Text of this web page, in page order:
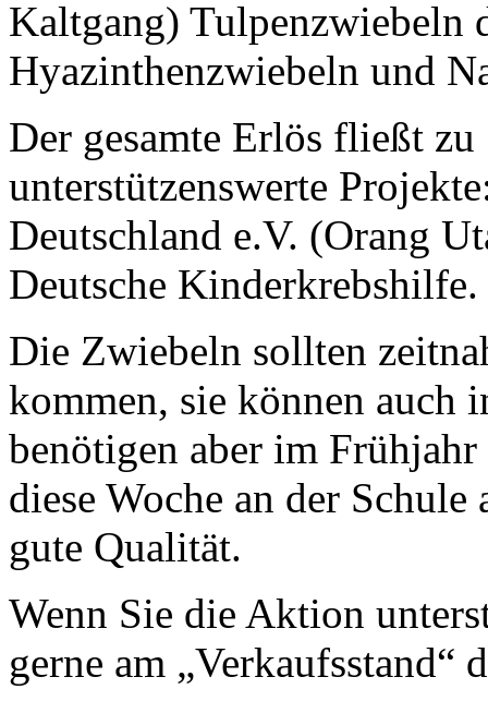
Kaltgang) Tulpenzwiebeln
Hyazinthenzwiebeln und
Der gesamte Erlös fließt
unterstützenswerte
Deutschland e.V. (Orang
Deutsche Kinderkrebshilfe.
Die Zwiebeln sollten
kommen, sie können auch
benötigen aber im
diese Woche an der
gute Qualität.
Wenn Sie die Aktion
gerne am „Verkaufsstand“